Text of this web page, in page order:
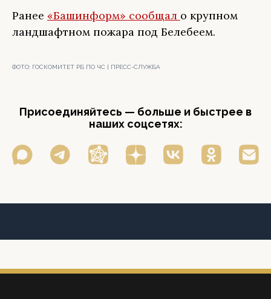
Ранее «Башинформ» сообщал о крупном
ландшафтном пожара под Белебеем.
ФОТО: ГОСКОМИТЕТ РБ ПО ЧС | ПРЕСС-СЛУЖБА
Присоединяйтесь — больше и быстрее в
наших соцсетях: